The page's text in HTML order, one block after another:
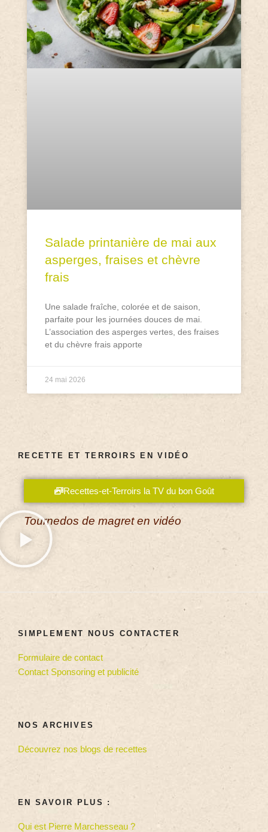
Salade printanière de mai aux
asperges, fraises et chèvre
frais
Une salade fraîche, colorée et de saison,
parfaite pour les journées douces de mai.
L’association des asperges vertes, des fraises
et du chèvre frais apporte
24 mai 2026
RECETTE ET TERROIRS EN VIDÉO
Recettes-et-Terroirs la TV du bon Goût
Tournedos de magret en vidéo
SIMPLEMENT NOUS CONTACTER
Formulaire de contact
Contact Sponsoring et publicité
NOS ARCHIVES
Découvrez nos blogs de recettes
EN SAVOIR PLUS :
Qui est Pierre Marchesseau ?